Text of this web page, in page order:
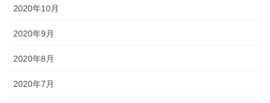
2020年10月
2020年9月
2020年8月
2020年7月